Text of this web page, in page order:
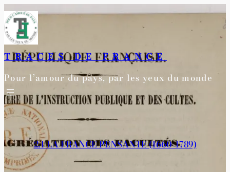
Aller
au
contenu
TRACES DE FRANCE
Pour l’amour du pays, par les yeux du monde
2.1 LA FRANCE PENSANTE (1660-1789)